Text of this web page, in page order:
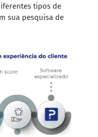
tipos de
sua pesquisa de